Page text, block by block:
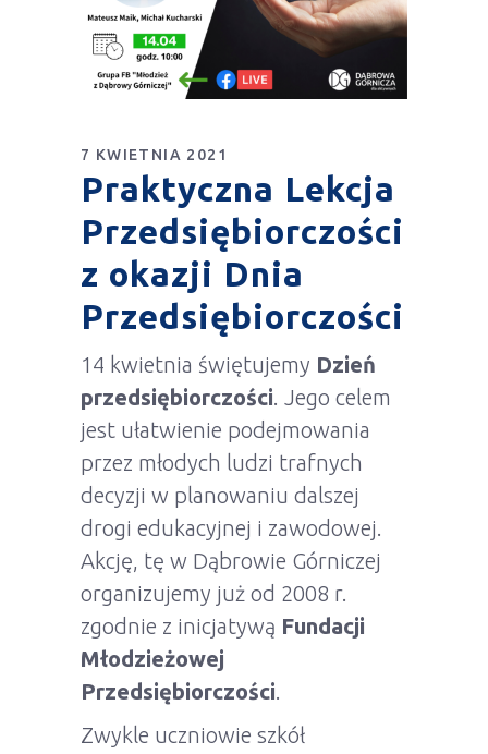
7 KWIETNIA 2021
Praktyczna Lekcja
Przedsiębiorczości
z okazji Dnia
Przedsiębiorczości
14 kwietnia świętujemy Dzień
przedsiębiorczości. Jego celem
jest ułatwienie podejmowania
przez młodych ludzi trafnych
decyzji w planowaniu dalszej
drogi edukacyjnej i zawodowej.
Akcję, tę w Dąbrowie Górniczej
organizujemy już od 2008 r.
zgodnie z inicjatywą Fundacji
Młodzieżowej
Przedsiębiorczości.
Zwykle uczniowie szkół